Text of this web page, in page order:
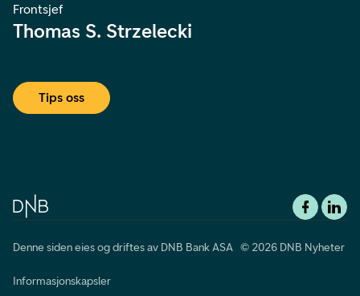
Frontsjef
Thomas S. Strzelecki
Tips oss
Denne siden eies og driftes av DNB Bank ASA © 2026 DNB Nyheter
Informasjonskapsler